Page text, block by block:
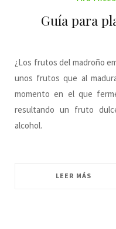
Guía para
¿Los frutos del madroño
unos frutos que al
momento en el que
resultando un fruto
alcohol.
LEER MÁS